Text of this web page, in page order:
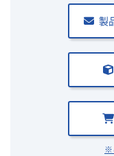
製
※